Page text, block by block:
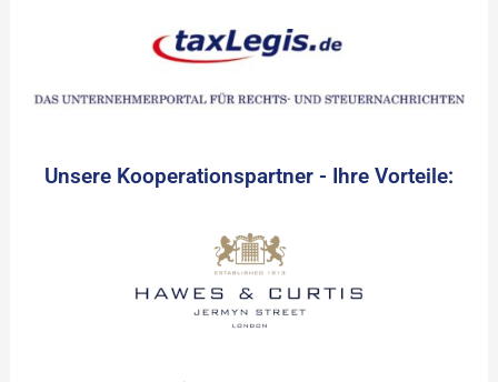
Unsere Kooperationspartner - Ihre Vorteile: